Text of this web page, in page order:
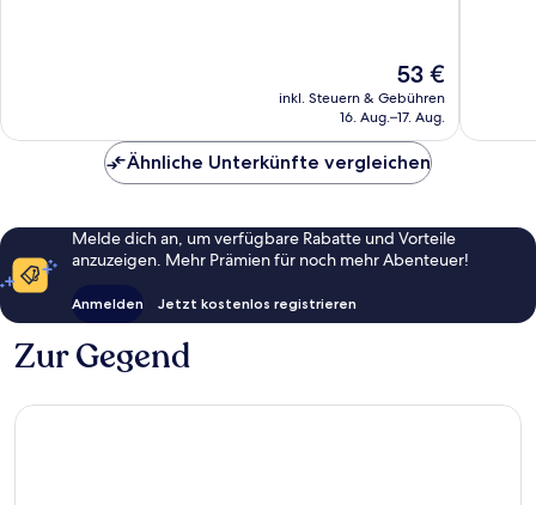
Der
Preis
beträgt
53 €
inkl. Steuern & Gebühren
16. Aug.–17. Aug.
Ähnliche Unterkünfte vergleichen
Melde dich an, um verfügbare Rabatte und Vorteile
anzuzeigen. Mehr Prämien für noch mehr Abenteuer!
Anmelden Jetzt kostenlos registrieren
Zur Gegend